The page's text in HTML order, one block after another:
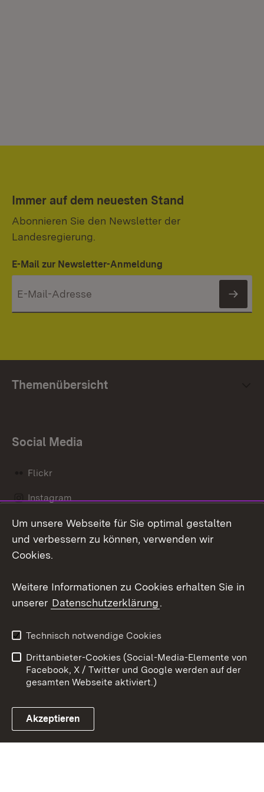
Immer auf dem neuesten Stand
Abonnieren Sie den Newsletter der
Landesregierung.
E-Mail zur Newsletter-Anmeldung
Themenübersicht
Social Media
Flickr
Instagram
Social Wall
Link zum Landesportal
Barrierefreiheit
Benutzungshinweise
Impressum
Cookies
Um unsere Webseite für Sie optimal gestalten
und verbessern zu können, verwenden wir
Cookies.
Weitere Informationen zu Cookies erhalten Sie in
unserer Datenschutzerklärung.
Technisch notwendige Cookies
Drittanbieter-Cookies (Social-Media-Elemente von
Facebook, X / Twitter und Google werden auf der
gesamten Webseite aktiviert.)
Akzeptieren